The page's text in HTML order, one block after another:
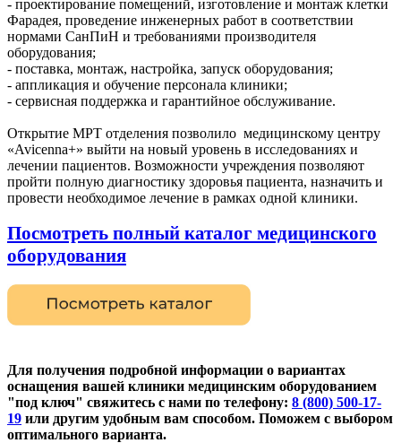
- проектирование помещений, изготовление и монтаж клетки
Фарадея, проведение инженерных работ в соответствии
нормами СанПиН и требованиями производителя
оборудования;
- поставка, монтаж, настройка, запуск оборудования;
- аппликация и обучение персонала клиники;
- сервисная поддержка и гарантийное обслуживание.
Открытие МРТ отделения позволило медицинскому центру
«Avicenna+» выйти на новый уровень в исследованиях и
лечении пациентов. Возможности учреждения позволяют
пройти полную диагностику здоровья пациента, назначить и
провести необходимое лечение в рамках одной клиники.
Посмотреть полный каталог медицинского
оборудования
Для получения подробной информации о вариантах
оснащения вашей клиники медицинским оборудованием
"под ключ" свяжитесь с нами по телефону: 8 (800) 500-17-
19 или другим удобным вам способом. Поможем с выбором
оптимального варианта.